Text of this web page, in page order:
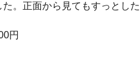
。正面から見てもすっとした
円